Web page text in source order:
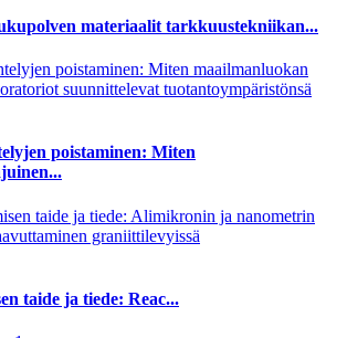
materiaalit tarkkuustekniikan...
poistaminen: Miten
taide ja tiede: Reac...